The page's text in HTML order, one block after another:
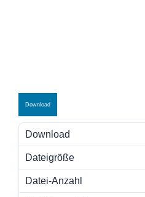
Download
Download
Dateigröße
Datei-Anzahl